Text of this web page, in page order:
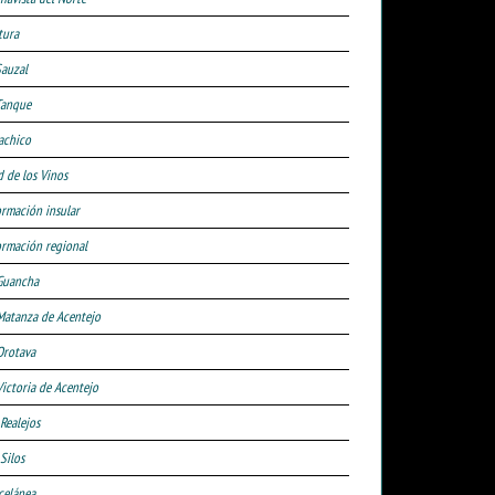
de los Vinos
insular
regional
de Acentejo
de Acentejo